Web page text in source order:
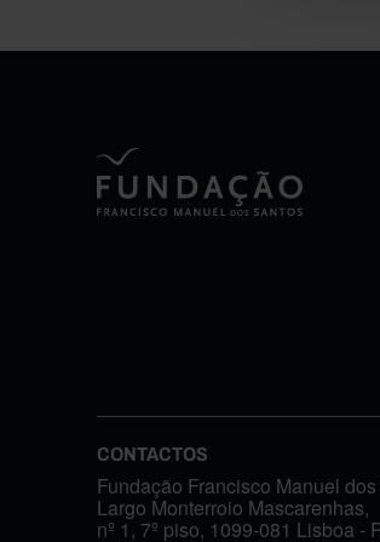
CONTACTOS
Fundação Francisco Manuel
Largo Monterroio Mascarenhas,
nº 1, 7º piso, 1099-081 Lisboa -